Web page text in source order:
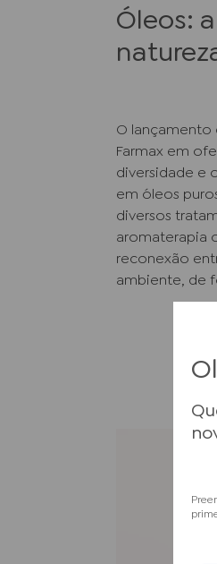
Óleos:
O lançamento
Farmax em
diversidade e
em óleos
diversos
aromaterapia
reconexão
ambiente, de